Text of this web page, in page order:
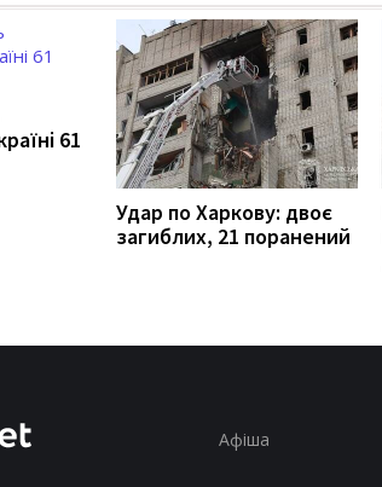
61
Удар по Харкову: двоє
загиблих, 21 поранений
Афіша